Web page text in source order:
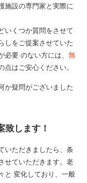
施設の専門家と実際に
いくつか質問をさせて
しをご提案させていた
必要 のない方には、無
点はご安心ください。
か疑問がございました
致します！
いただきましたら、条
せていただきます。老
と 変化しており、一般